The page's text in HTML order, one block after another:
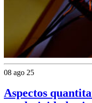
08 ago 25
Aspectos